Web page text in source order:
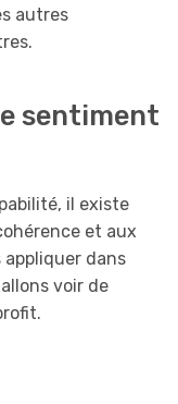
autres
sentiment
il existe
et aux
appliquer dans
voir de